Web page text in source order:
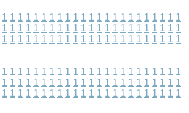
1 1 1 1 1 1 1 1 1 1 1 1 1 1 1 1 1 1 1 1 1 1 1
1 1 1 1 1 1 1 1 1 1 1 1 1 1 1 1 1 1 1 1 1 1 1
1 1 1 1 1 1 1 1 1 1 1 1 1 1 1 1 1 1 1 1 1 1 1
1 1 1 1 1 1 1 1 1 1 1 1 1 1 1 1 1 1 1 1 1 1 1
1 1 1 1 1 1 1 1 1 1 1 1 1 1 1 1 1 1 1 1 1 1 1
1 1 1 1 1 1 1 1 1 1 1 1 1 1 1 1 1 1 1 1 1 1 1